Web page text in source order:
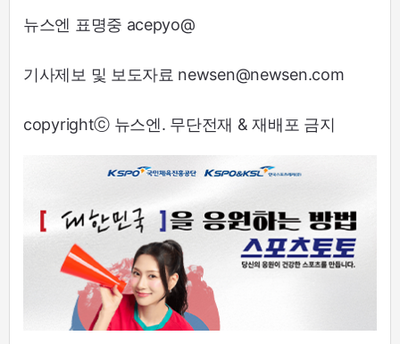
뉴스엔 표명중 acepyo@
기사제보 및 보도자료 newsen@newsen.com
copyrightⓒ 뉴스엔. 무단전재 & 재배포 금지